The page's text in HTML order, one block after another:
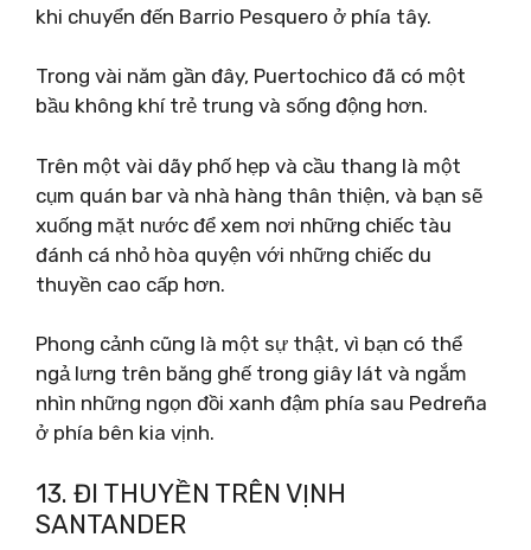
khi chuyển đến Barrio Pesquero ở phía tây.
Trong vài năm gần đây, Puertochico đã có một
bầu không khí trẻ trung và sống động hơn.
Trên một vài dãy phố hẹp và cầu thang là một
cụm quán bar và nhà hàng thân thiện, và bạn sẽ
xuống mặt nước để xem nơi những chiếc tàu
đánh cá nhỏ hòa quyện với những chiếc du
thuyền cao cấp hơn.
Phong cảnh cũng là một sự thật, vì bạn có thể
ngả lưng trên băng ghế trong giây lát và ngắm
nhìn những ngọn đồi xanh đậm phía sau Pedreña
ở phía bên kia vịnh.
13. ĐI THUYỀN TRÊN VỊNH
SANTANDER